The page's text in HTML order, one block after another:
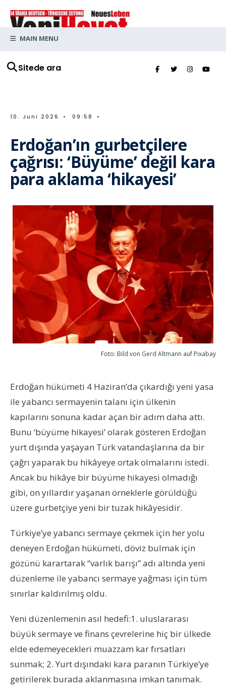
Sitede ara
MAIN MENU
10. Juni 2026 • 09:58 •
Erdoğan’ın gurbetçilere
çağrısı: ‘Büyüme’ değil kara
para aklama ‘hikayesi’
Foto: Bild von Gerd Altmann auf Pixabay
Erdoğan hükümeti 4 Haziran’da çıkardığı yeni yasa
ile yabancı sermayenin talanı için ülkenin
kapılarını sonuna kadar açan bir adım daha attı.
Bunu ‘büyüme hikayesi’ olarak gösteren Erdoğan
yurt dışında yaşayan Türk vatandaşlarına da bir
çağrı yaparak bu hikâyeye ortak olmalarını istedi.
Ancak bu hikâye bir büyüme hikayesi olmadığı
gibi, on yıllardır yaşanan örneklerle görüldüğü
üzere gurbetçiye yeni bir tuzak hikâyesidir.
Türkiye’ye yabancı sermaye çekmek için her yolu
deneyen Erdoğan hükümeti, döviz bulmak için
gözünü karartarak “varlık barışı” adı altında yeni
düzenleme ile yabancı sermaye yağması için tüm
sınırlar kaldırılmış oldu.
Yeni düzenlemenin asıl hedefi:1. uluslararası
büyük sermaye ve finans çevrelerine hiç bir ülkede
elde edemeyecekleri muazzam kar fırsatları
sunmak; 2. Yurt dışındaki kara paranın Türkiye’ye
getirilerek burada aklanmasına imkan tanımak.